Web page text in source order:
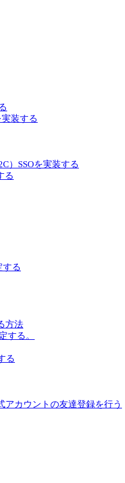
装する
）SSOを実装する
る
する
方法
する。
る
カウントの友達登録を行う